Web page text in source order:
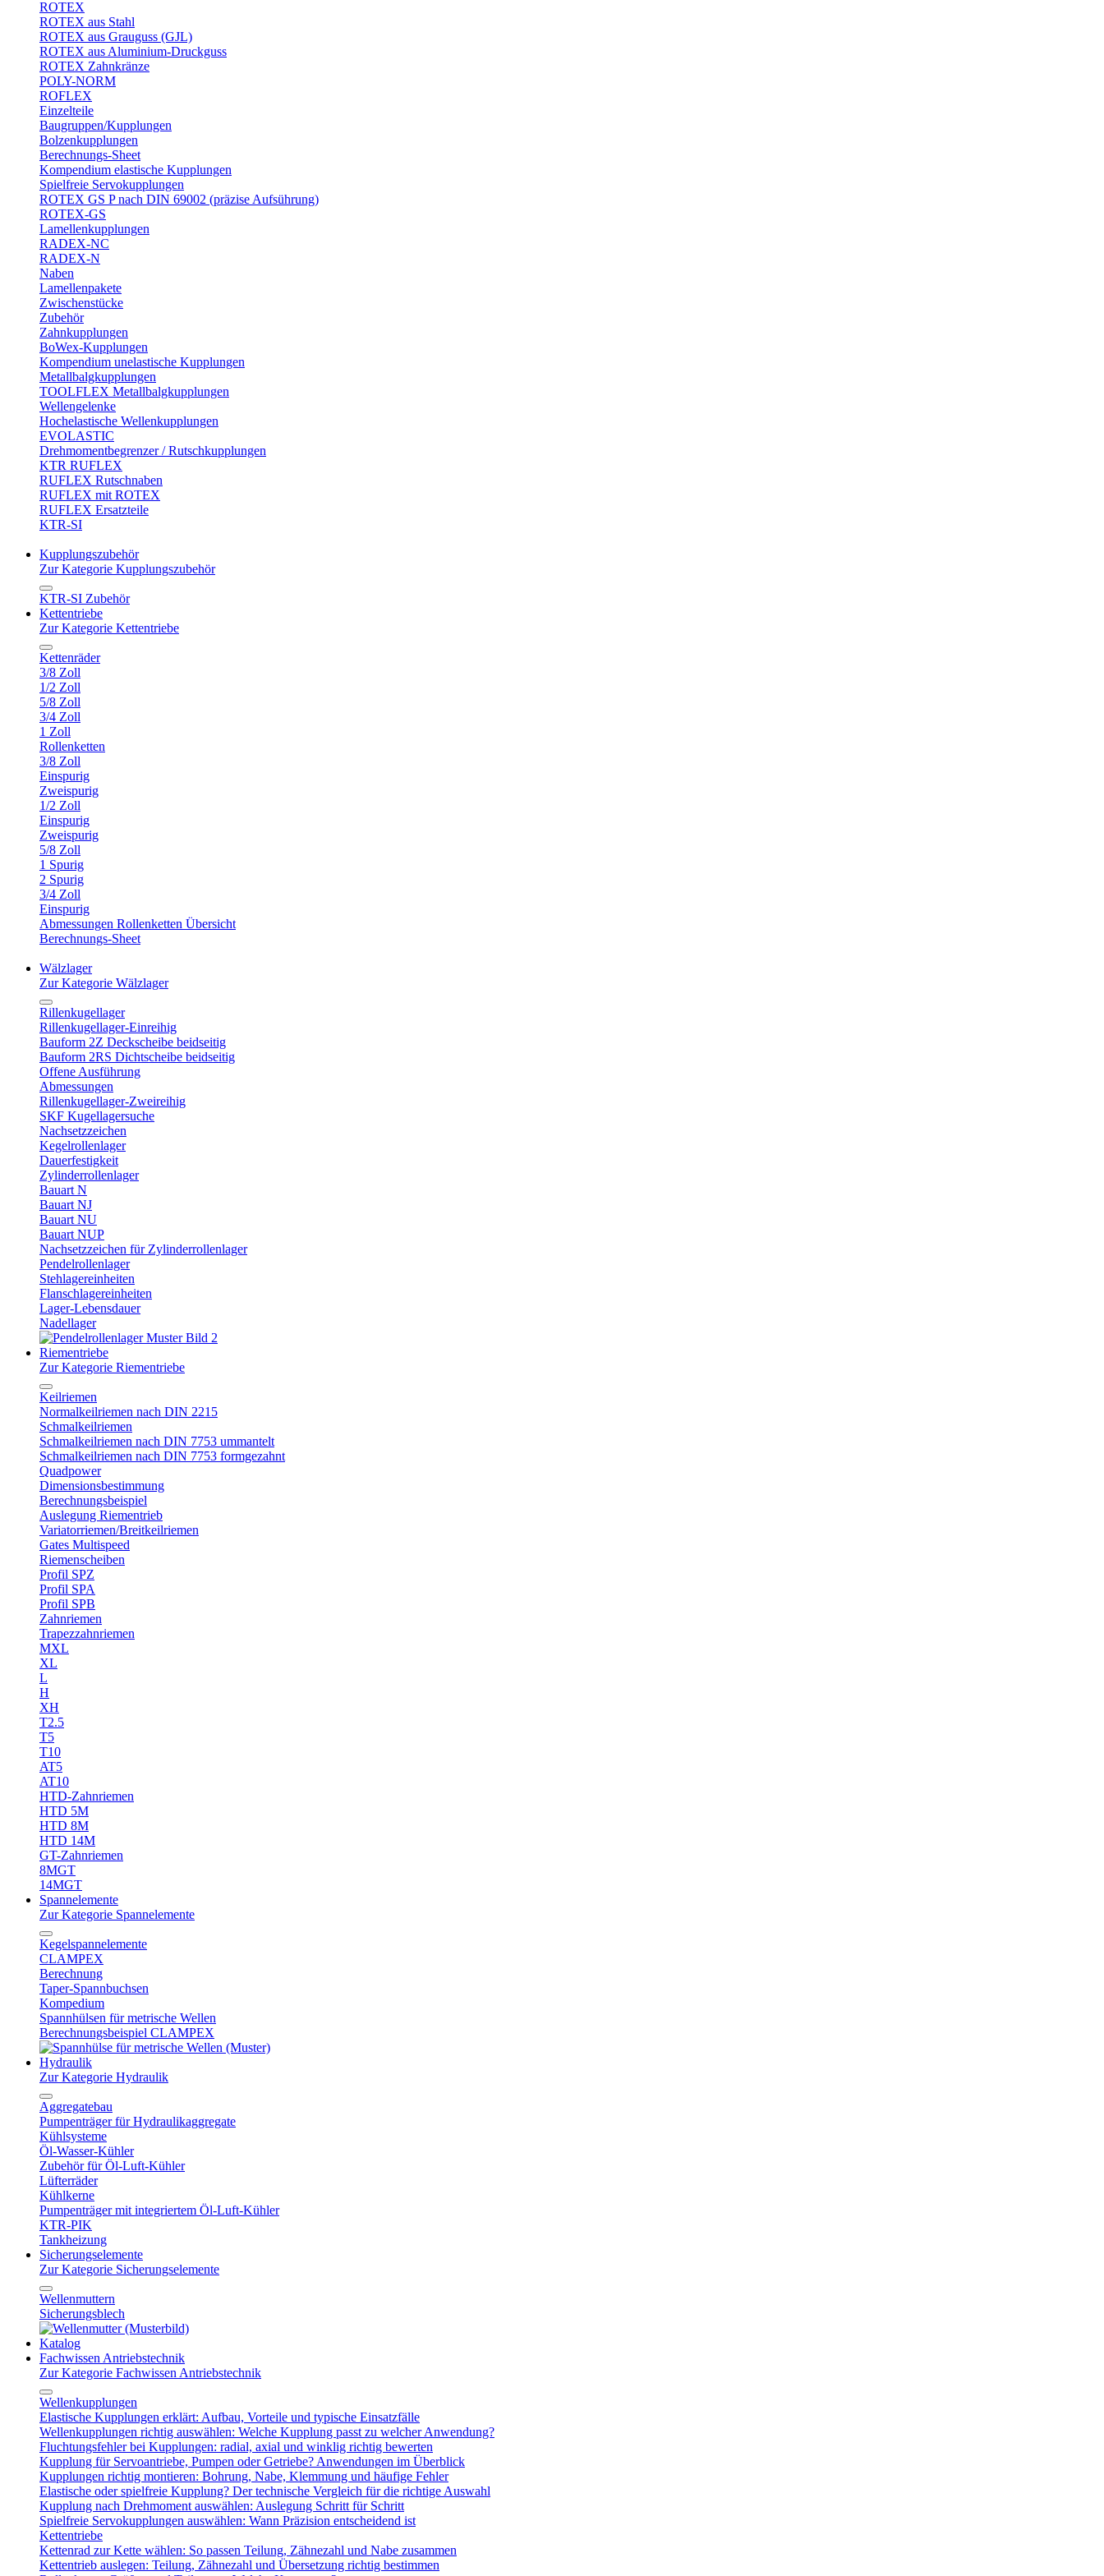
ROTEX
ROTEX aus Stahl
ROTEX aus Grauguss (GJL)
ROTEX aus Aluminium-Druckguss
ROTEX Zahnkränze
POLY-NORM
ROFLEX
Einzelteile
Baugruppen/Kupplungen
Bolzenkupplungen
Berechnungs-Sheet
Kompendium elastische Kupplungen
Spielfreie Servokupplungen
ROTEX GS P nach DIN 69002 (präzise Aufsührung)
ROTEX-GS
Lamellenkupplungen
RADEX-NC
RADEX-N
Naben
Lamellenpakete
Zwischenstücke
Zubehör
Zahnkupplungen
BoWex-Kupplungen
Kompendium unelastische Kupplungen
Metallbalgkupplungen
TOOLFLEX Metallbalgkupplungen
Wellengelenke
Hochelastische Wellenkupplungen
EVOLASTIC
Drehmomentbegrenzer / Rutschkupplungen
KTR RUFLEX
RUFLEX Rutschnaben
RUFLEX mit ROTEX
RUFLEX Ersatzteile
KTR-SI
Kupplungszubehör
Zur Kategorie Kupplungszubehör
KTR-SI Zubehör
Kettentriebe
Zur Kategorie Kettentriebe
Kettenräder
3/8 Zoll
1/2 Zoll
5/8 Zoll
3/4 Zoll
1 Zoll
Rollenketten
3/8 Zoll
Einspurig
Zweispurig
1/2 Zoll
Einspurig
Zweispurig
5/8 Zoll
1 Spurig
2 Spurig
3/4 Zoll
Einspurig
Abmessungen Rollenketten Übersicht
Berechnungs-Sheet
Wälzlager
Zur Kategorie Wälzlager
Rillenkugellager
Rillenkugellager-Einreihig
Bauform 2Z Deckscheibe beidseitig
Bauform 2RS Dichtscheibe beidseitig
Offene Ausführung
Abmessungen
Rillenkugellager-Zweireihig
SKF Kugellagersuche
Nachsetzzeichen
Kegelrollenlager
Dauerfestigkeit
Zylinderrollenlager
Bauart N
Bauart NJ
Bauart NU
Bauart NUP
Nachsetzzeichen für Zylinderrollenlager
Pendelrollenlager
Stehlagereinheiten
Flanschlagereinheiten
Lager-Lebensdauer
Nadellager
Riementriebe
Zur Kategorie Riementriebe
Keilriemen
Normalkeilriemen nach DIN 2215
Schmalkeilriemen
Schmalkeilriemen nach DIN 7753 ummantelt
Schmalkeilriemen nach DIN 7753 formgezahnt
Quadpower
Dimensionsbestimmung
Berechnungsbeispiel
Auslegung Riementrieb
Variatorriemen/Breitkeilriemen
Gates Multispeed
Riemenscheiben
Profil SPZ
Profil SPA
Profil SPB
Zahnriemen
Trapezzahnriemen
MXL
XL
L
H
XH
T2.5
T5
T10
AT5
AT10
HTD-Zahnriemen
HTD 5M
HTD 8M
HTD 14M
GT-Zahnriemen
8MGT
14MGT
Spannelemente
Zur Kategorie Spannelemente
Kegelspannelemente
CLAMPEX
Berechnung
Taper-Spannbuchsen
Kompedium
Spannhülsen für metrische Wellen
Berechnungsbeispiel CLAMPEX
Hydraulik
Zur Kategorie Hydraulik
Aggregatebau
Pumpenträger für Hydraulikaggregate
Kühlsysteme
Öl-Wasser-Kühler
Zubehör für Öl-Luft-Kühler
Lüfterräder
Kühlkerne
Pumpenträger mit integriertem Öl-Luft-Kühler
KTR-PIK
Tankheizung
Sicherungselemente
Zur Kategorie Sicherungselemente
Wellenmuttern
Sicherungsblech
Katalog
Fachwissen Antriebstechnik
Zur Kategorie Fachwissen Antriebstechnik
Wellenkupplungen
Elastische Kupplungen erklärt: Aufbau, Vorteile und typische Einsatzfälle
Wellenkupplungen richtig auswählen: Welche Kupplung passt zu welcher Anwendung?
Fluchtungsfehler bei Kupplungen: radial, axial und winklig richtig bewerten
Kupplung für Servoantriebe, Pumpen oder Getriebe? Anwendungen im Überblick
Kupplungen richtig montieren: Bohrung, Nabe, Klemmung und häufige Fehler
Elastische oder spielfreie Kupplung? Der technische Vergleich für die richtige Auswahl
Kupplung nach Drehmoment auswählen: Auslegung Schritt für Schritt
Spielfreie Servokupplungen auswählen: Wann Präzision entscheidend ist
Kettentriebe
Kettenrad zur Kette wählen: So passen Teilung, Zähnezahl und Nabe zusammen
Kettentrieb auslegen: Teilung, Zähnezahl und Übersetzung richtig bestimmen